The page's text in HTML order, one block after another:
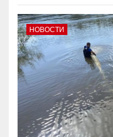
НОВОСТИ